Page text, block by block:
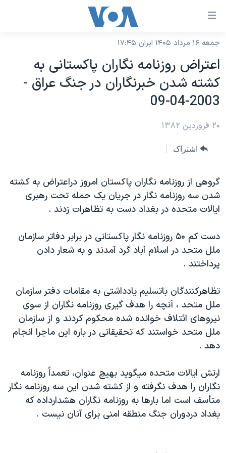
لینکهای
دسترسی
جهش
به
محتوای
اصلی
به
صفحه
به
جستجو
نسخه سبک وب‌سایت
موضوع ها
آمریکا
جهان
گزیده‌ها
ویژه برنامه‌ها
فرهنگ و زندگی
حقوق شهروندی
علم و فناوری
اسرائیل در جنگ
گالری عکس
آرشیو پخش زنده
برنامه های تلویزیونی
جدول برنامه ها
صفحه‌های ویژه
عملیات خشم حماسی
۲۵۰سالگی آمریکا
مستندها
انتخابات ریاست جمهوری آمریکا ۲۰۲۴
رمز مهسا
ورزش زنان در ایران
اعتراضات زن، زندگی، آزادی
مجموعه مستندهای دادخواهی
دادگاه حمید نوری
چهل سال گروگان‌گیری
قانون شفافیت دارائی کادر رهبری ایران
پخش رادیویی
یادگیری زبان انگلیسی
دنبال کنید
زبانهای مختلف
جمعه ۱۶ مرداد ۱۴۰۵ ایران ۱۷:۴۵
اعتراض روزنامه نگاران پاکستانی به
کشته شدن خبرنگاران در جنگ عراق -
2003-04-09
۲۰ فروردین ۱۳۸۲
اشتراک
گروهی از روزنامه نگاران پاکستان امروز دراعتراض به کشته
شدن سه روزنامه نگار در جريان يک حمله تحت رهبری
ايالات متحده در بغداد دست به تظاهرات زدند .
دست کم ۵۰ روزنامه نگار پاکستانی در برابر دفاتر سازمان
ملل متحد در اسلام آباد گرد آمدند و به شعار دادن
پرداختند .
تظاهرکنندگان باتسليم يادداشتی به مقامات دفتر سازمان
ملل متحد ، آنچه را هدف گيری روزنامه نگاران از سوی
نيروهای ائتلاف خوانده شده محکوم کردند و از سازمان
ملل متحد خواستند که تحقيقاتی در باره اين ماجرا انجام
دهد .
ارتش ايالات متحده ميگويد بهيچ عنوان، تعمداً روزنامه
نگاران را هدف نگرفته و از کشته شدن اين سه روزنامه نگار
متأسف است اما بارها به روزنامه نگاران هشدارداده که
بغداد دردوران جنگ منطقه امنی برای آنان نيست .